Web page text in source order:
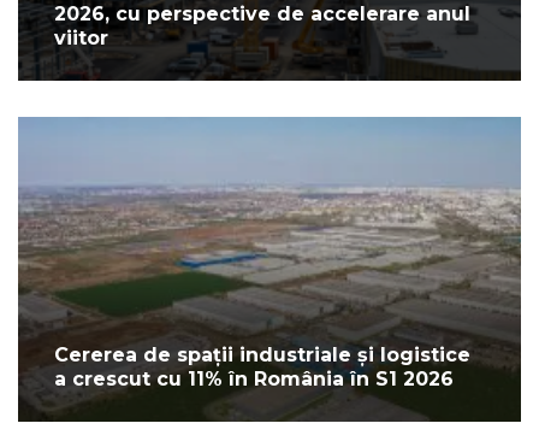
2026, cu perspective de accelerare anul
viitor
Cererea de spații industriale și logistice
a crescut cu 11% în România în S1 2026